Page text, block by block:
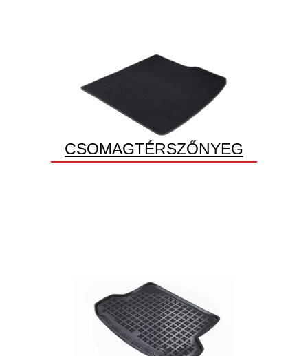
CSOMAGTÉRSZŐNYEG